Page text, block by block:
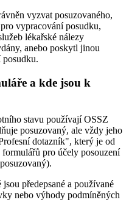
vyzvat posuzovaného,
vypracování posudku,
lékařské nálezy
anebo poskytl jinou
posudku.
a kde jsou k
stavu používají OSSZ
posuzovaný, ale vždy jeho
dotazník", který je od
pro účely posouzení
předepsané a používané
nebo výhody podmíněných